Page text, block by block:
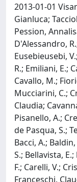
2013-01-01
Gianluca;
Pession,
D'Alessandro,
Eusebieusebi,
R.; Emiliani, E.;
Cavallo, M.;
Mucciarini, C.;
Claudia;
Pisanello, A.;
de Pasqua, S.;
Bacci, A.;
S.; Bellavista,
F.; Carelli, V.;
Franceschi,